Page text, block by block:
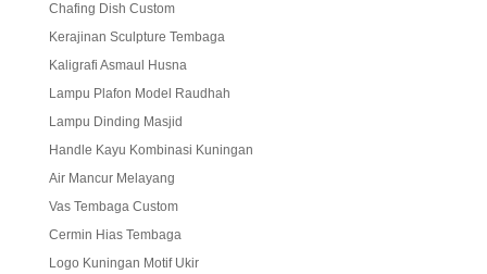
Chafing Dish Custom
Kerajinan Sculpture Tembaga
Kaligrafi Asmaul Husna
Lampu Plafon Model Raudhah
Lampu Dinding Masjid
Handle Kayu Kombinasi Kuningan
Air Mancur Melayang
Vas Tembaga Custom
Cermin Hias Tembaga
Logo Kuningan Motif Ukir